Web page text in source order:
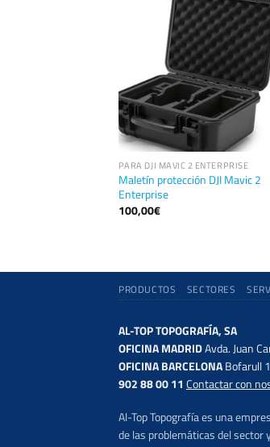
PARA DJI MAVIC 2 ENTERPRISE
Maletín protección DJI Mavic 2
Enterprise
100,00€
PRODUCTOS SECTORES
AL-TOP TOPOGRAFÍA, SA
OFICINA MADRIDAvda. Juan
OFICINA BARCELONABofarull
902 88 00 11 Contactar con
Al-Top Topografía es una
de las problemáticas del